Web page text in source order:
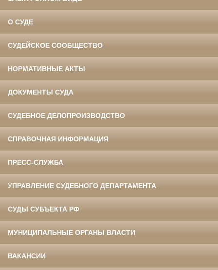
О СУДЕ
СУДЕЙСКОЕ СООБЩЕСТВО
НОРМАТИВНЫЕ АКТЫ
ДОКУМЕНТЫ СУДА
СУДЕБНОЕ ДЕЛОПРОИЗВОДСТВО
СПРАВОЧНАЯ ИНФОРМАЦИЯ
ПРЕСС-СЛУЖБА
УПРАВЛЕНИЕ СУДЕБНОГО ДЕПАРТАМЕНТА
СУДЫ СУБЪЕКТА РФ
МУНИЦИПАЛЬНЫЕ ОРГАНЫ ВЛАСТИ
ВАКАНСИИ